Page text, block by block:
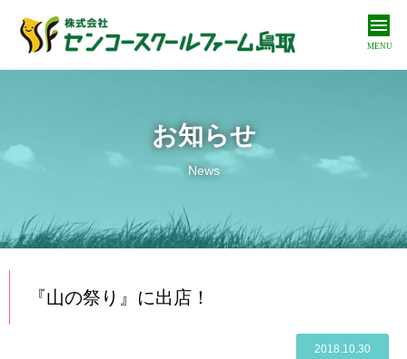
MENU
私たちの取り組み
Our approach
商品紹介
Products
Online shop
お知らせ
News
『山の祭り』に出店！
2018.10.30